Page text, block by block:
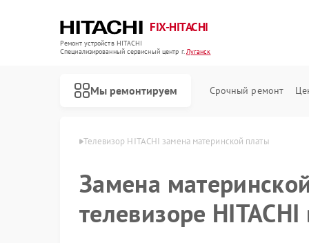
FIX-HITACHI
Ремонт устройств HITACHI
Специализированный cервисный центр г.Луганск
Мы ремонтируем Срочный ремонт
в Луганске Телевизор HITACHI замена материнской платы
Замена
телевизоре HITACHI